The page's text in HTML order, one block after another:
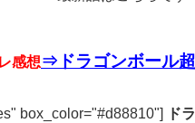
感想⇒ドラゴンボール
box_color="#d88810"]
ド